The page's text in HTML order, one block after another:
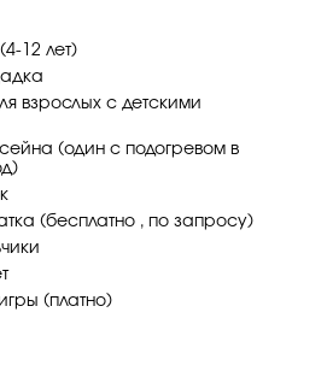
12 лет)
взрослых с детскими
(один с подогревом в
(бесплатно , по запросу)
(платно)